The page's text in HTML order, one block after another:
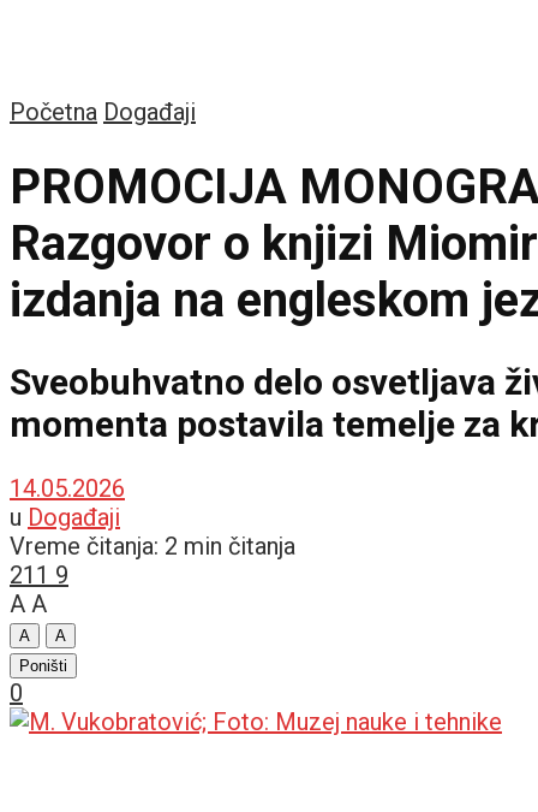
Početna Događaji
PROMOCIJA
Razgovor o knjizi
izdanja na engleskom
Sveobuhvatno delo osvetljava
momenta postavila temelje za
14.05.2026
u Događaji
Vreme čitanja: 2 min čitanja
211 9
A A
A
A
Poništi
0